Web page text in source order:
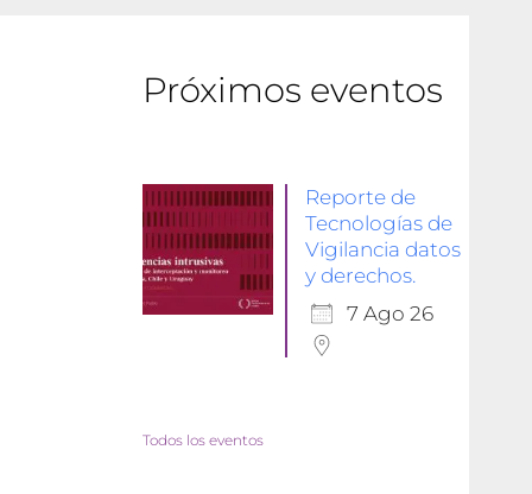
Próximos eventos
Reporte de
Tecnologías de
Vigilancia datos
y derechos.
7 Ago 26
Todos los eventos